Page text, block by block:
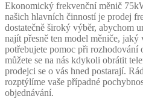
Ekonomický frekvenční měnič
našich hlavních činností je prodej
dostatečně široký výběr, abychom
najít přesně ten model měniče,
potřebujete pomoc při rozhodování
můžete se na nás kdykoli obrátit
prodejci se o vás hned postarají.
rozptýlíme vaše případné
objednávání.